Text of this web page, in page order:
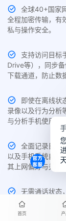
全球40+国家
全程加密传输，有
私与操作安全。
支持访问目标
Drive等），同步
下载通道，防止数
即使在离线状
录像以及行为分析
与分析手机使用行
全面记录目标
以及手机系统自带
其上网偏好与关注
无需通话状态
提示静音录制与
首页